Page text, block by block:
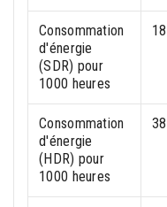
Consommation
d'énergie
(SDR) pour
1000 heures
Consommation
d'énergie
(HDR) pour
1000 heures